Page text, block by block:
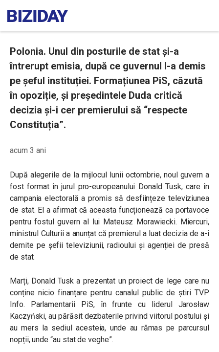
Polonia. Unul din posturile de stat și-a
întrerupt emisia, după ce guvernul l-a demis
pe șeful instituției. Formațiunea PiS, căzută
în opoziție, și președintele Duda critică
decizia și-i cer premierului să “respecte
Constituția”.
acum 3 ani
După alegerile de la mijlocul lunii octombrie, noul guvern a
fost format în jurul pro-europeanului Donald Tusk, care în
campania electorală a promis să desființeze televiziunea
de stat. El a afirmat că aceasta funcționează ca portavoce
pentru fostul guvern al lui Mateusz Morawiecki. Miercuri,
ministrul Culturii a anunțat că premierul a luat decizia de a-i
demite pe șefii televiziunii, radioului și agenției de presă
de stat.
Marți, Donald Tusk a prezentat un proiect de lege care nu
conține nicio finanțare pentru canalul public de știri TVP
Info. Parlamentarii PiS, în frunte cu liderul Jarosław
Kaczyński, au părăsit dezbaterile privind viitorul postului și
au mers la sediul acesteia, unde au rămas pe parcursul
nopții, unde “au stat de veghe”.